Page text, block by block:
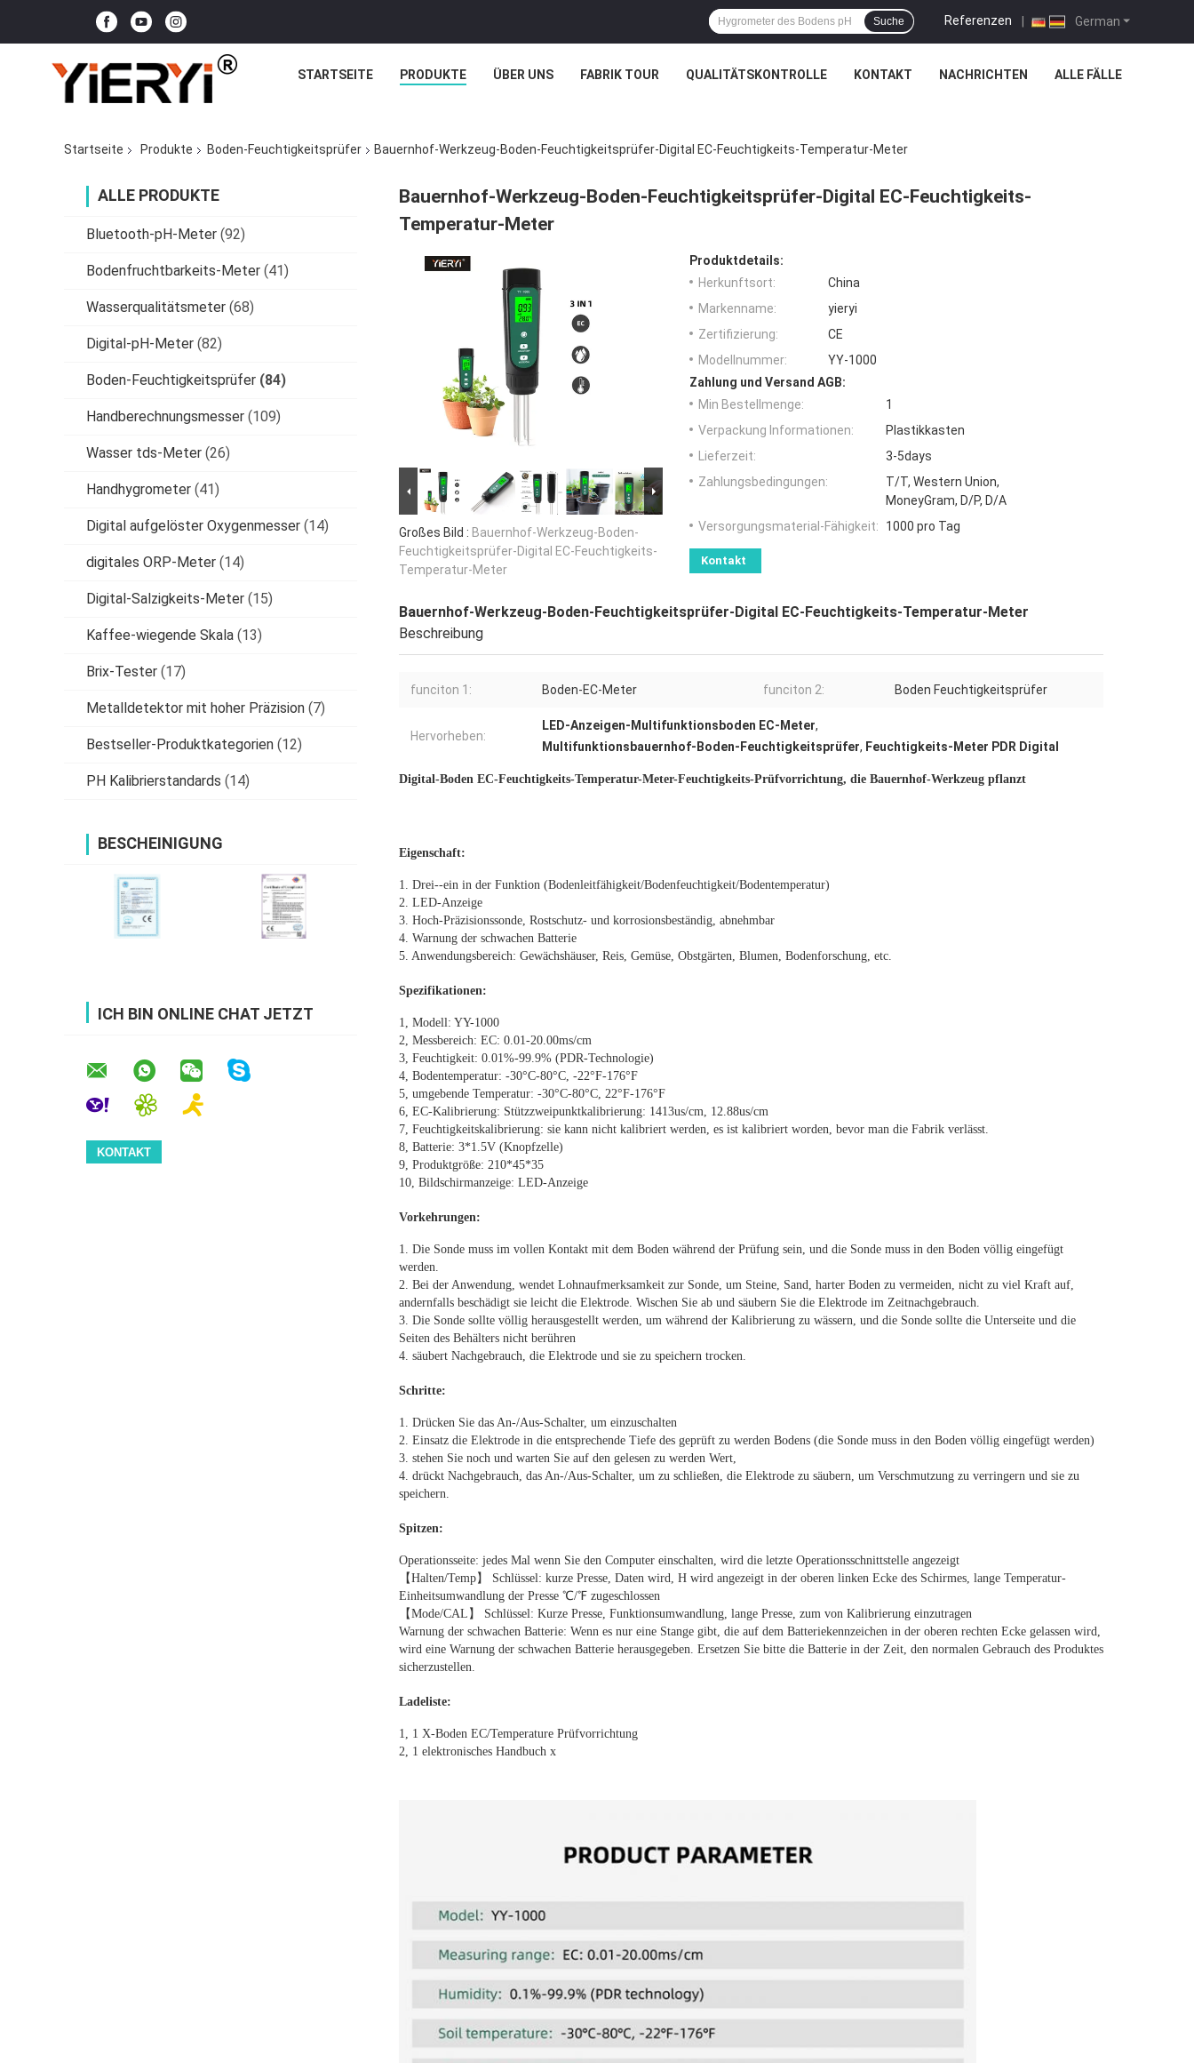
German
Referenzen |
Suche
STARTSEITE PRODUKTE ÜBER UNS FABRIK TOUR QUALITÄTSKONTROLLE KONTAKT NACHRICHTEN ALLE FÄLLE
Startseite Produkte Boden-Feuchtigkeitsprüfer Bauernhof-Werkzeug-Boden-Feuchtigkeitsprüfer-Digital EC-Feuchtigkeits-Temperatur-Meter
ALLE PRODUKTE
Bluetooth-pH-Meter (92)
Bodenfruchtbarkeits-Meter (41)
Wasserqualitätsmeter (68)
Digital-pH-Meter (82)
Boden-Feuchtigkeitsprüfer (84)
Handberechnungsmesser (109)
Wasser tds-Meter (26)
Handhygrometer (41)
Digital aufgelöster Oxygenmesser (14)
digitales ORP-Meter (14)
Digital-Salzigkeits-Meter (15)
Kaffee-wiegende Skala (13)
Brix-Tester (17)
Metalldetektor mit hoher Präzision (7)
Bestseller-Produktkategorien (12)
PH Kalibrierstandards (14)
BESCHEINIGUNG
ICH BIN ONLINE CHAT JETZT
Bauernhof-Werkzeug-Boden-Feuchtigkeitsprüfer-Digital EC-Feuchtigkeits-
Temperatur-Meter
Großes Bild : Bauernhof-Werkzeug-Boden-
Feuchtigkeitsprüfer-Digital EC-Feuchtigkeits-
Temperatur-Meter
Produktdetails:
Herkunftsort:
China
Markenname:
yieryi
Zertifizierung:
CE
Modellnummer:
YY-1000
Zahlung und Versand AGB:
Min Bestellmenge:
1
Verpackung Informationen:
Plastikkasten
Lieferzeit:
3-5days
Zahlungsbedingungen:
T/T, Western Union,
MoneyGram, D/P, D/A
Versorgungsmaterial-Fähigkeit:
1000 pro Tag
Kontakt
Bauernhof-Werkzeug-Boden-Feuchtigkeitsprüfer-Digital EC-Feuchtigkeits-Temperatur-Meter
Beschreibung
funciton 1: Boden-EC-Meter funciton 2: Boden Feuchtigkeitsprüfer
Hervorheben:
LED-Anzeigen-Multifunktionsboden EC-Meter,
Multifunktionsbauernhof-Boden-Feuchtigkeitsprüfer, Feuchtigkeits-Meter PDR Digital
Digital-Boden EC-Feuchtigkeits-Temperatur-Meter-Feuchtigkeits-Prüfvorrichtung, die Bauernhof-Werkzeug pflanzt
Eigenschaft:
1. Drei--ein in der Funktion (Bodenleitfähigkeit/Bodenfeuchtigkeit/Bodentemperatur)
2. LED-Anzeige
3. Hoch-Präzisionssonde, Rostschutz- und korrosionsbeständig, abnehmbar
4. Warnung der schwachen Batterie
5. Anwendungsbereich: Gewächshäuser, Reis, Gemüse, Obstgärten, Blumen, Bodenforschung, etc.
Spezifikationen:
1, Modell: YY-1000
2, Messbereich: EC: 0.01-20.00ms/cm
3, Feuchtigkeit: 0.01%-99.9% (PDR-Technologie)
4, Bodentemperatur: -30°C-80°C, -22°F-176°F
5, umgebende Temperatur: -30°C-80°C, 22°F-176°F
6, EC-Kalibrierung: Stützzweipunktkalibrierung: 1413us/cm, 12.88us/cm
7, Feuchtigkeitskalibrierung: sie kann nicht kalibriert werden, es ist kalibriert worden, bevor man die Fabrik verlässt.
8, Batterie: 3*1.5V (Knopfzelle)
9, Produktgröße: 210*45*35
10, Bildschirmanzeige: LED-Anzeige
Vorkehrungen:
1. Die Sonde muss im vollen Kontakt mit dem Boden während der Prüfung sein, und die Sonde muss in den Boden völlig eingefügt
werden.
2. Bei der Anwendung, wendet Lohnaufmerksamkeit zur Sonde, um Steine, Sand, harter Boden zu vermeiden, nicht zu viel Kraft auf,
andernfalls beschädigt sie leicht die Elektrode. Wischen Sie ab und säubern Sie die Elektrode im Zeitnachgebrauch.
3. Die Sonde sollte völlig herausgestellt werden, um während der Kalibrierung zu wässern, und die Sonde sollte die Unterseite und die
Seiten des Behälters nicht berühren
4. säubert Nachgebrauch, die Elektrode und sie zu speichern trocken.
Schritte:
1. Drücken Sie das An-/Aus-Schalter, um einzuschalten
2. Einsatz die Elektrode in die entsprechende Tiefe des geprüft zu werden Bodens (die Sonde muss in den Boden völlig eingefügt werden)
3. stehen Sie noch und warten Sie auf den gelesen zu werden Wert,
4. drückt Nachgebrauch, das An-/Aus-Schalter, um zu schließen, die Elektrode zu säubern, um Verschmutzung zu verringern und sie zu
speichern.
Spitzen:
Operationsseite: jedes Mal wenn Sie den Computer einschalten, wird die letzte Operationsschnittstelle angezeigt
【Halten/Temp】 Schlüssel: kurze Presse, Daten wird, H wird angezeigt in der oberen linken Ecke des Schirmes, lange Temperatur-
Einheitsumwandlung der Presse ℃/℉ zugeschlossen
【Mode/CAL】 Schlüssel: Kurze Presse, Funktionsumwandlung, lange Presse, zum von Kalibrierung einzutragen
Warnung der schwachen Batterie: Wenn es nur eine Stange gibt, die auf dem Batteriekennzeichen in der oberen rechten Ecke gelassen wird,
wird eine Warnung der schwachen Batterie herausgegeben. Ersetzen Sie bitte die Batterie in der Zeit, den normalen Gebrauch des Produktes
sicherzustellen.
Ladeliste:
1, 1 X-Boden EC/Temperature Prüfvorrichtung
2, 1 elektronisches Handbuch x